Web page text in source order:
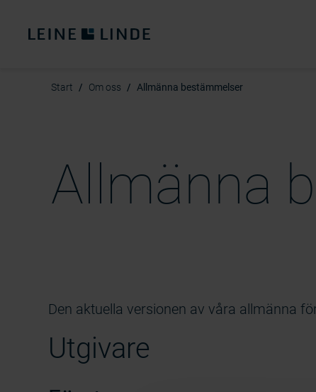
Start Om oss Allmänna bestämmelser
Allmänna
Den aktuella versionen av våra allmänna
Utgivare